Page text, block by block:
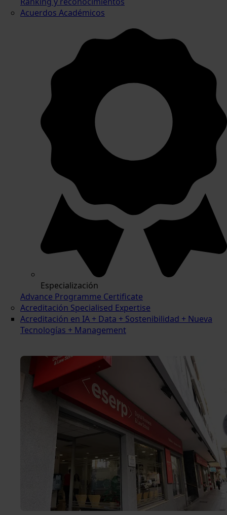
Acuerdos Académicos
Especialización
Advance Programme Certificate
Acreditación Specialised Expertise
Acreditación en IA + Data + Sostenibilidad + Nueva
Tecnologías + Management